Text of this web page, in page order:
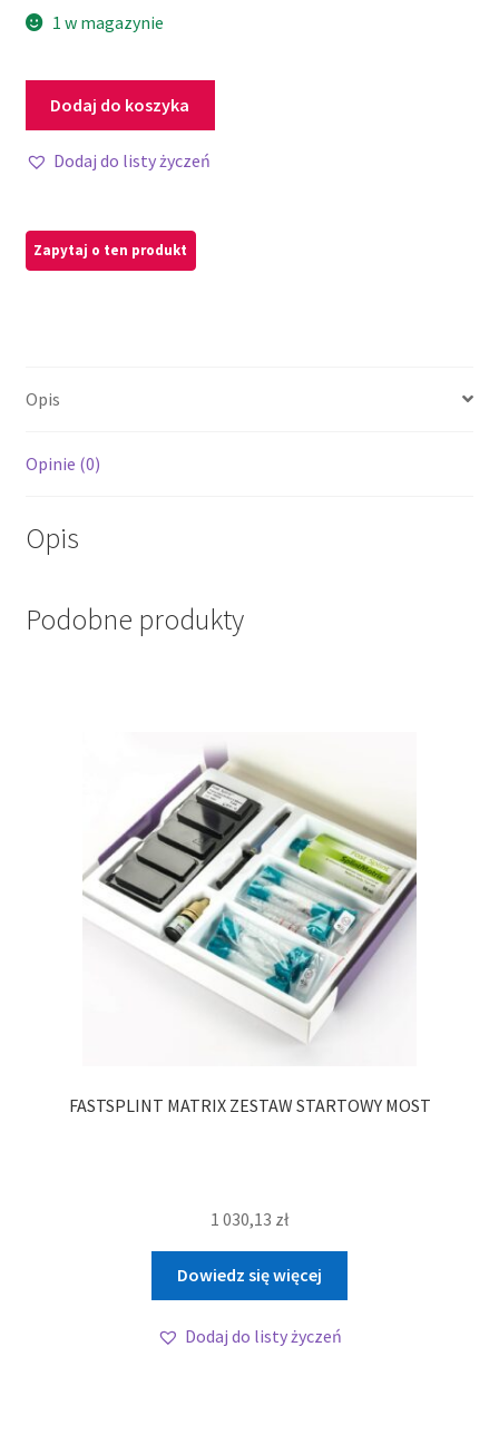
1 w magazynie
Dodaj do koszyka
Dodaj do listy życzeń
Opis
Opinie (0)
Opis
Podobne produkty
FASTSPLINT MATRIX ZESTAW STARTOWY MOST
1 030,13 zł
Dowiedz się więcej
Dodaj do listy życzeń